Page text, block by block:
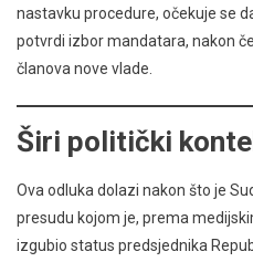
nastavku procedure, očekuje se
potvrdi izbor mandatara, nakon
članova nove vlade.
Širi politički
Ova odluka dolazi nakon što je
presudu kojom je, prema
izgubio status predsjednika